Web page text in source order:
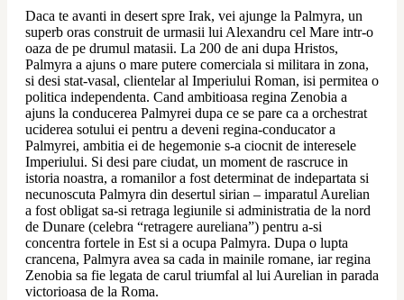
Daca te avanti in desert spre Irak, vei ajunge la Palmyra, un
superb oras construit de urmasii lui Alexandru cel Mare intr-o
oaza de pe drumul matasii. La 200 de ani dupa Hristos,
Palmyra a ajuns o mare putere comerciala si militara in zona,
si desi stat-vasal, clientelar al Imperiului Roman, isi permitea o
politica independenta. Cand ambitioasa regina Zenobia a
ajuns la conducerea Palmyrei dupa ce se pare ca a orchestrat
uciderea sotului ei pentru a deveni regina-conducator a
Palmyrei, ambitia ei de hegemonie s-a ciocnit de interesele
Imperiului. Si desi pare ciudat, un moment de rascruce in
istoria noastra, a romanilor a fost determinat de indepartata si
necunoscuta Palmyra din desertul sirian – imparatul Aurelian
a fost obligat sa-si retraga legiunile si administratia de la nord
de Dunare (celebra “retragere aureliana”) pentru a-si
concentra fortele in Est si a ocupa Palmyra. Dupa o lupta
crancena, Palmyra avea sa cada in mainile romane, iar regina
Zenobia sa fie legata de carul triumfal al lui Aurelian in parada
victorioasa de la Roma.